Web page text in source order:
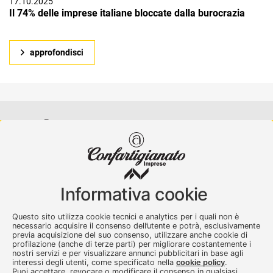
Il 74% delle imprese italiane bloccate dalla burocrazia
approfondisci
Confartigianato Imprese Varese
0332 256111-Fax. 0332 256200
artser@artser.it
© 2020 – 2026 - Confartigianato Imprese Varese - P.IVA
00449700129
Informativa cookie
Questo sito utilizza cookie tecnici e analytics per i quali non è
necessario acquisire il consenso dell’utente e potrà, esclusivamente
previa acquisizione del suo consenso, utilizzare anche cookie di
profilazione (anche di terze parti) per migliorare costantemente i
nostri servizi e per visualizzare annunci pubblicitari in base agli
interessi degli utenti, come specificato nella cookie policy.